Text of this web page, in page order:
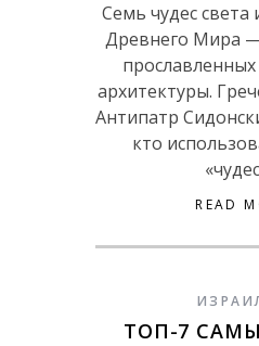
Семь чудес света
Древнего Мира
архитектуры.
Антипатр
кто
READ
ТОП-7